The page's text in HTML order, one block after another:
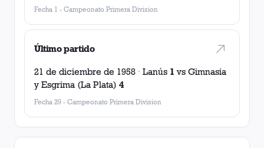
Fecha 1 - Campeonato Primera Division
Último partido
21 de diciembre de 1958 · Lanús 1 vs Gimnasia
y Esgrima (La Plata) 4
Fecha 29 - Campeonato Primera Division